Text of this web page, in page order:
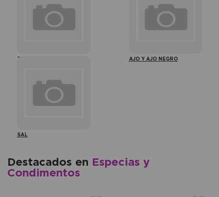
TAMARI Y SHOYU AJO Y AJO NEGRO
SAL
Destacados en Especias y
Condimentos